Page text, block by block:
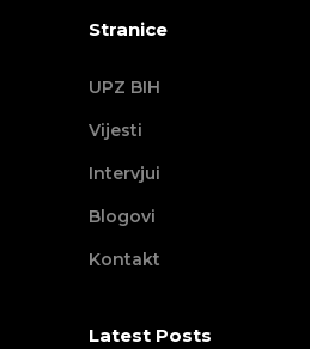
Stranice
UPZ BIH
Vijesti
Intervjui
Blogovi
Kontakt
Latest Posts